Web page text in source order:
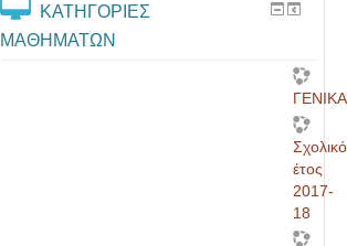
ΚΑΤΗΓΟΡΊΕΣ
ΜΑΘΗΜΆΤΩΝ
ΓΕΝΙΚΑ
Σχολικό
έτος
2017-
18